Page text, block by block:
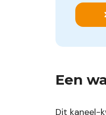
Een
Dit kaneel-